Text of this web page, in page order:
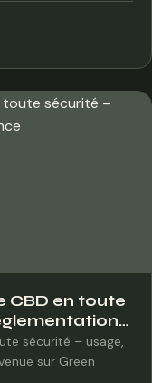
CBD en toute
sécurité – usage,
sur Green